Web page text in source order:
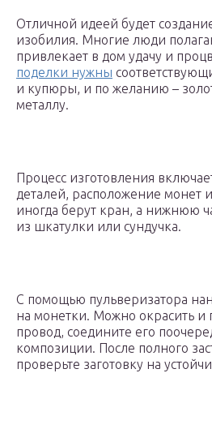
Отличной идеей будет
изобилия. Многие люди
привлекает в дом удачу и
поделки нужны
и купюры, и по желанию –
металлу.
Процесс изготовления
деталей, расположение монет
иногда берут кран, а нижнюю
из шкатулки или сундучка.
С помощью пульверизатора
на монетки. Можно окрасить и
провод, соедините его
композиции. После полного
проверьте заготовку на